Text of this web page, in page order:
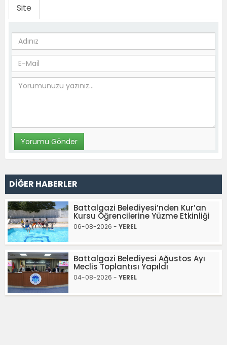
Site
DİĞER HABERLER
Battalgazi Belediyesi’nden Kur’an
Kursu Öğrencilerine Yüzme Etkinliği
06-08-2026 - YEREL
Battalgazi Belediyesi Ağustos Ayı
Meclis Toplantısı Yapıldı
04-08-2026 - YEREL